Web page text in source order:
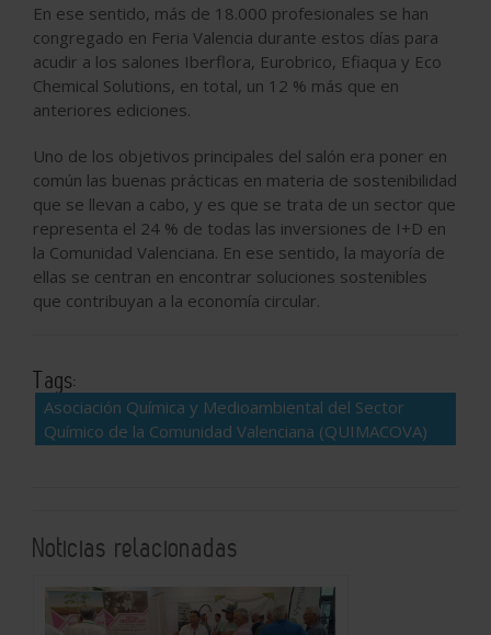
En ese sentido, más de 18.000 profesionales se han
congregado en Feria Valencia durante estos días para
acudir a los salones Iberflora, Eurobrico, Efiaqua y Eco
Chemical Solutions, en total, un 12 % más que en
anteriores ediciones.
Uno de los objetivos principales del salón era poner en
común las buenas prácticas en materia de sostenibilidad
que se llevan a cabo, y es que se trata de un sector que
representa el 24 % de todas las inversiones de I+D en
la Comunidad Valenciana. En ese sentido, la mayoría de
ellas se centran en encontrar soluciones sostenibles
que contribuyan a la economía circular.
Tags:
Asociación Química y Medioambiental del Sector
Químico de la Comunidad Valenciana (QUIMACOVA)
Noticias relacionadas